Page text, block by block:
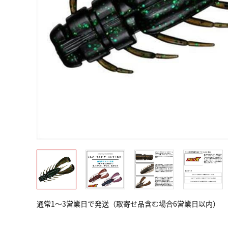
通常1～3営業日で発送（取寄せ品含む場合6営業日以内）